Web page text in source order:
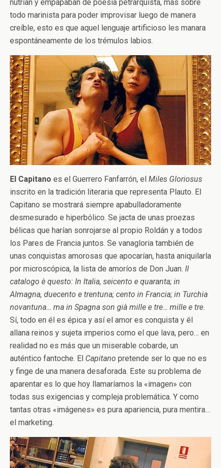
nutrían y empapaban de poesía petrarquista, mas sobre
todo marinista para poder improvisar luego de manera
creíble, esto es que aquel lenguaje artificioso les manara
espontáneamente de los trémulos labios.
El Capitano es el Guerrero Fanfarrón, el Miles Gloriosus
inscrito en la tradición literaria que representa Plauto. El
Capitano se mostrará siempre apabulladoramente
desmesurado e hiperbólico. Se jacta de unas proezas
bélicas que harían sonrojarse al propio Roldán y a todos
los Pares de Francia juntos. Se vanagloria también de
unas conquistas amorosas que apocarían, hasta aniquilarla
por microscópica, la lista de amoríos de Don Juan. Il
catalogo è questo: In Italia, seicento e quaranta; in
Almagna, duecento e trentuna; cento in Francia; in Turchia
novantuna… ma in Spagna son già mille e tre… mille e tre.
Sí, todo en él es épica y así el amor es conquista y él
allana reinos y sujeta imperios como el que lava, pero… en
realidad no es más que un miserable cobarde, un
auténtico fantoche. El Capitano pretende ser lo que no es
y finge de una manera desaforada. Este su problema de
aparentar es lo que hoy llamaríamos la «imagen» con
todas sus exigencias y compleja problemática. Y como
tantas otras «imágenes» es pura apariencia, pura mentira…
el marketing.